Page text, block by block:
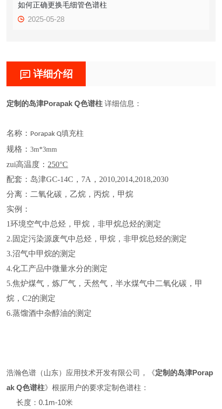
如何正确更换毛细管色谱柱
2025-05-28
详细介绍
定制的岛津Porapak Q色谱柱 详细信息：
名称： Porapak Q填充柱
规格：3m*3mm
zui高温度： 250°C
配套：岛津GC-14C，7A，2010,2014,2018,2030
分离：二氧化碳，乙烷，丙烷，甲烷
实例：
1环境空气中总烃，甲烷，非甲烷总烃的测定
2.固定污染源废气中总烃，甲烷，非甲烷总烃的测定
3.沼气中甲烷的测定
4.化工产品中微量水分的测定
5.焦炉煤气，炼厂气，天然气，半水煤气中二氧化碳，甲
烷，C2的测定
6.蒸馏酒中杂醇油的测定
浩瀚色谱（山东）应用技术开发有限公司，《定制的岛津Porap
ak Q色谱柱》根据用户的要求定制色谱柱：
长度：0.1m-10米